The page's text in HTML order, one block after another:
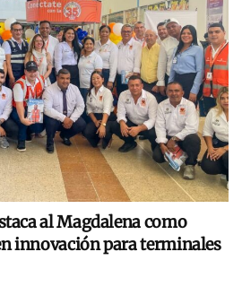
al Magdalena como
innovación para terminales